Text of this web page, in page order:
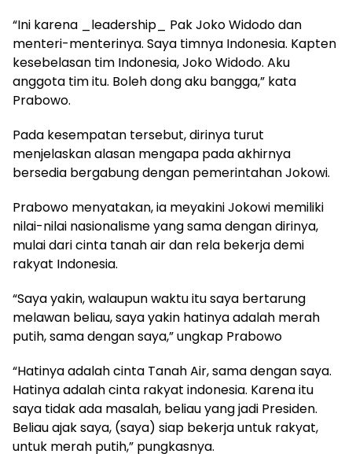
“Ini karena _leadership_ Pak Joko Widodo dan
menteri-menterinya. Saya timnya Indonesia. Kapten
kesebelasan tim Indonesia, Joko Widodo. Aku
anggota tim itu. Boleh dong aku bangga,” kata
Prabowo.
Pada kesempatan tersebut, dirinya turut
menjelaskan alasan mengapa pada akhirnya
bersedia bergabung dengan pemerintahan Jokowi.
Prabowo menyatakan, ia meyakini Jokowi memiliki
nilai-nilai nasionalisme yang sama dengan dirinya,
mulai dari cinta tanah air dan rela bekerja demi
rakyat Indonesia.
“Saya yakin, walaupun waktu itu saya bertarung
melawan beliau, saya yakin hatinya adalah merah
putih, sama dengan saya,” ungkap Prabowo
“Hatinya adalah cinta Tanah Air, sama dengan saya.
Hatinya adalah cinta rakyat indonesia. Karena itu
saya tidak ada masalah, beliau yang jadi Presiden.
Beliau ajak saya, (saya) siap bekerja untuk rakyat,
untuk merah putih,” pungkasnya.